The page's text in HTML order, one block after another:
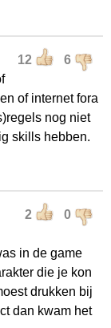
12 6
of internet fora
nog niet
skills hebben.
2 0
in de game
die je kon
drukken bij
dan kwam het